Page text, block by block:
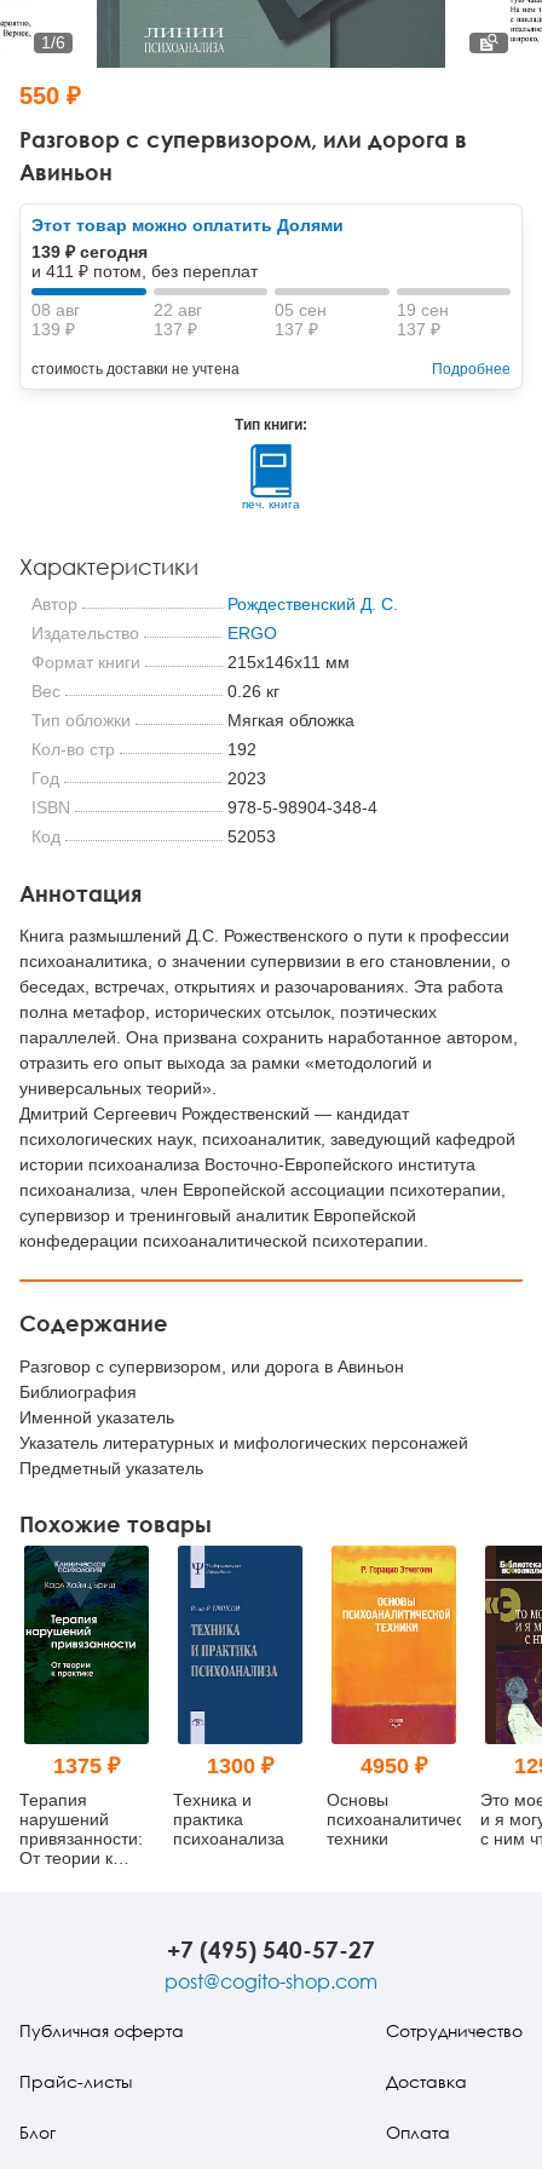
Тревожные расстройства, панические атаки
Психодрама
Другие направления психотерапии
Классический, эриксоновский гипноз и НЛП
НЛП
Психология труда и эргономика
Социальная психология
Социальная и организационная психология
Классический и юнгианский психоанализ
Разговор с супервизором, или дорога в
Авиньон
1/6
550 ₽
Этот товар можно оплатить Долями
139 ₽ сегодня
и 411 ₽ потом, без переплат
08 авг
139 ₽
22 авг
137 ₽
05 сен
137 ₽
19 сен
137 ₽
стоимость доставки не учтена Подробнее
Тип книги:
печ. книга
Характеристики
Автор
Рождественский Д. С.
Издательство
ERGO
Формат книги
215x146x11 мм
Вес
0.26 кг
Тип обложки
Мягкая обложка
Кол-во стр
192
Год
2023
ISBN
978-5-98904-348-4
Код
52053
Аннотация
Книга размышлений Д.С. Рожественского о пути к профессии
психоаналитика, о значении супервизии в его становлении, о
беседах, встречах, открытиях и разочарованиях. Эта работа
полна метафор, исторических отсылок, поэтических
параллелей. Она призвана сохранить наработанное автором,
отразить его опыт выхода за рамки «методологий и
универсальных теорий».
Дмитрий Сергеевич Рождественский — кандидат
психологических наук, психоаналитик, заведующий кафедрой
истории психоанализа Восточно-Европейского института
психоанализа, член Европейской ассоциации психотерапии,
супервизор и тренинговый аналитик Европейской
конфедерации психоаналитической психотерапии.
Содержание
Разговор с супервизором, или дорога в Авиньон
Библиография
Именной указатель
Указатель литературных и мифологических персонажей
Предметный указатель
Похожие товары
1375 ₽
Терапия
нарушений
привязанности:
От теории к
1300 ₽
Техника и
практика
психоанализа
4950 ₽
Основы
психоаналитической
техники
Это
и я
с ним
+7 (495) 540-57-27
post@cogito-shop.com
Публичная оферта
Прайс-листы
Блог
Сотрудничество
Доставка
Оплата